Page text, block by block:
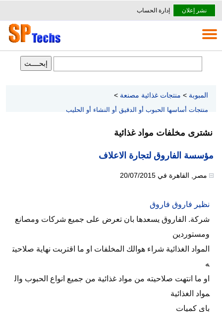
نشر إعلان إدارة الحساب
المبوبة > منتجات غذائية مصنعة >
منتجات أساسها الحبوب أو الدقيق أو النشاء أو الحليب
نشترى مخلفات مواد غذائية
مؤسسة الفاروق لتجارة الاعلاف
مصر القاهرة في 20/07/2015
نظير فاروق فاروق
شركة. الفاروق يسعدها بان تعرض على جميع شركات ومصانع
ومستوردين
المواد الغذائية شراء هوالك المخلفات او ما اقتربت نهاية صلاحيت
ه
او ما انتهت صلاحيته من مواد غذائية من جميع انواع الحبوب وال
مواد الغذائية
باى كميات